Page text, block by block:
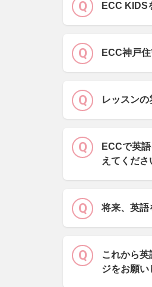
ECC KIDS
ECC神戸
レッスン
ECCで英
えてくださ
将来、英語
これから
ジをお願い